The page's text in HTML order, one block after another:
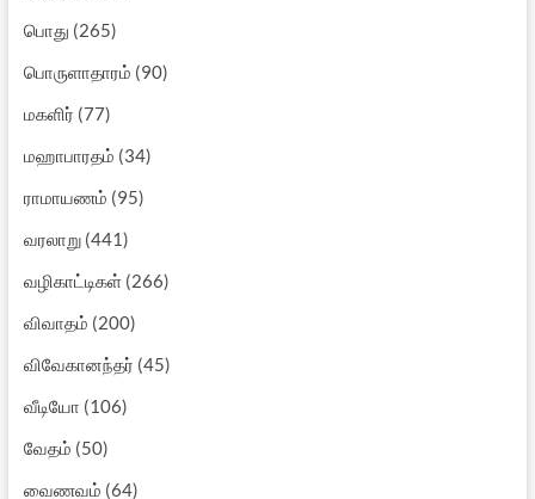
பொது (265)
பொருளாதாரம் (90)
மகளிர் (77)
மஹாபாரதம் (34)
ராமாயணம் (95)
வரலாறு(441)
வழிகாட்டிகள்(266)
விவாதம் (200)
விவேகானந்தர் (45)
வீடியோ (106)
வேதம் (50)
வைணவம் (64)